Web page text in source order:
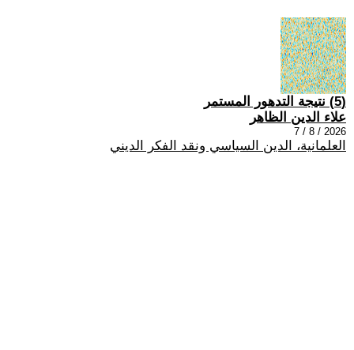
(5) نتيجة التدهور المستمر
علاء الدين الظاهر
2026 / 8 / 7
العلمانية، الدين السياسي ونقد الفكر الديني